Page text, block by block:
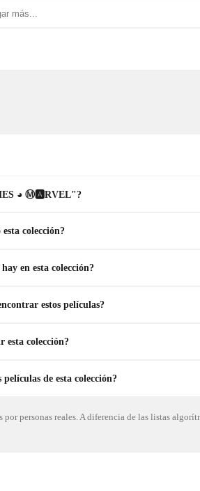
más...
◕ Ⓜ️🅰️RVEL"?
colección?
en esta colección?
estos películas?
esta colección?
películas de esta colección?
personas reales. A diferencia de las listas